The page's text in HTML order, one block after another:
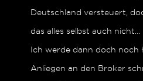
Deutschland versteuert,
das alles selbst auch nicht…
Ich werde dann doch noch
Anliegen an den Broker